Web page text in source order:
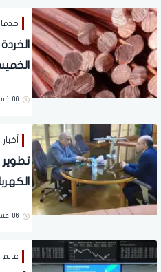
06 اغسطس 2026 | 12:40 مساءً
تطوير
06 اغسطس 2026 | 12:26 مساءً
عالم